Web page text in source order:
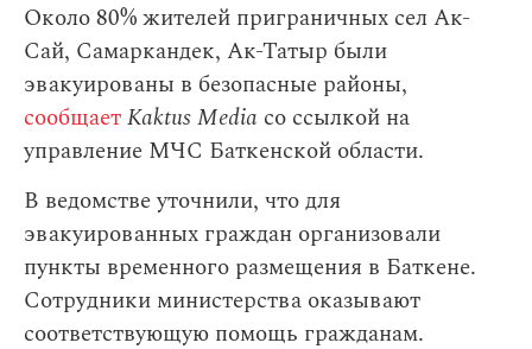
Около 80% жителей приграничных сел Ак-
Сай, Самаркандек, Ак-Татыр были
эвакуированы в безопасные районы,
сообщаетKaktus Media со ссылкой на
управление МЧС Баткенской области.
В ведомстве уточнили, что для
эвакуированных граждан организовали
пункты временного размещения в Баткене.
Сотрудники министерства оказывают
соответствующую помощь гражданам.